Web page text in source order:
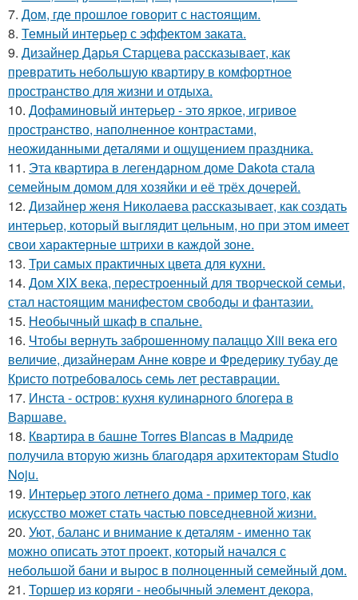
7. Дом, где прошлое говорит с настоящим.
8. Темный интерьер с эффектом заката.
9. Дизайнер Дарья Старцева рассказывает, как
превратить небольшую квартиру в комфортное
пространство для жизни и отдыха.
10. Дофаминовый интерьер - это яркое, игривое
пространство, наполненное контрастами,
неожиданными деталями и ощущением праздника.
11. Эта квартира в легендарном доме Dakota стала
семейным домом для хозяйки и её трёх дочерей.
12. Дизайнер женя Николаева рассказывает, как создать
интерьер, который выглядит цельным, но при этом имеет
свои характерные штрихи в каждой зоне.
13. Три самых практичных цвета для кухни.
14. Дом XIX века, перестроенный для творческой семьи,
стал настоящим манифестом свободы и фантазии.
15. Необычный шкаф в спальне.
16. Чтобы вернуть заброшенному палаццо Xiii века его
величие, дизайнерам Анне ковре и Фредерику тубау де
Кристо потребовалось семь лет реставрации.
17. Инста - остров: кухня кулинарного блогера в
Варшаве.
18. Квартира в башне Torres Blancas в Мадриде
получила вторую жизнь благодаря архитекторам Studio
Noju.
19. Интерьер этого летнего дома - пример того, как
искусство может стать частью повседневной жизни.
20. Уют, баланс и внимание к деталям - именно так
можно описать этот проект, который начался с
небольшой бани и вырос в полноценный семейный дом.
21. Торшер из коряги - необычный элемент декора,